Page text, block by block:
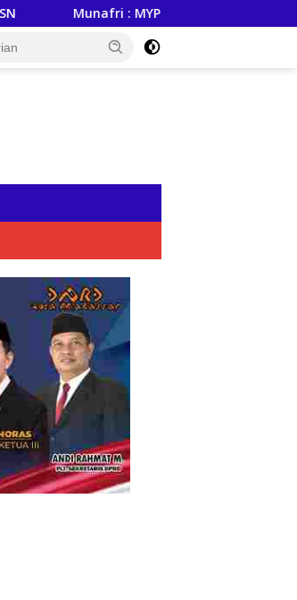
Munafri : MYP Gubernur Sulsel, Andi